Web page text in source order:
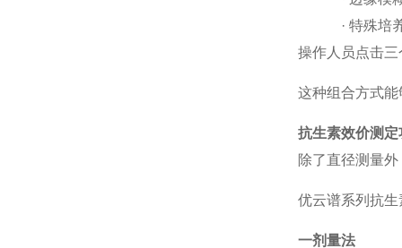
· 特殊培
操作人员点击
这种组合方式
抗生素效价测
除了直径测量
优云谱系列抗
一剂量法